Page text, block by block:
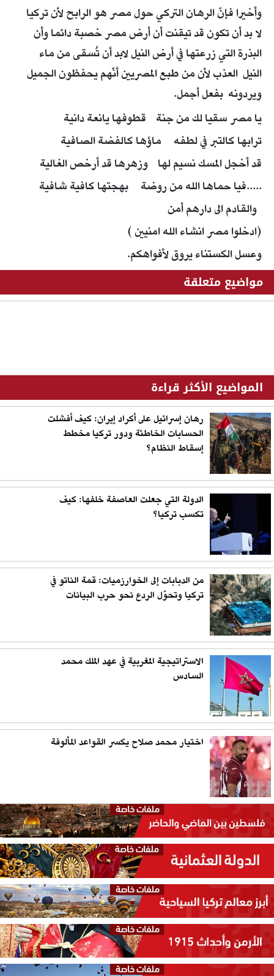
وأخيرا فإنّ الرهان التركي حول مصر هو الرابح لأن تركيا
لا بد أن تكون قد تيقنت أن أرض مصر خصبة دائما وأن
البذرة التي زرعتها في أرض النيل لابد أن تُسقى من ماء
النيل العذب لأن من طبع المصريين أنّهم يحفظون الجميل
ويردونه بفعل أجمل.
يا مصر سقيا لك من جنة قطوفها يانعة دانية
ترابها كالتبر في لطفه ماؤها كالفضة الصافية
قد أخجل المسك نسيم لها وزهرها قد أرخص الغالية
.....فيا حماها الله من روضة بهجتها كافية شافية
والقادم الى دارهم أمن
(ادخلوا مصر انشاء الله امنيين )
وعسل الكستناء يروق لأفواهكم.
مواضيع متعلقة
المواضيع الأكثر قراءة
رهان إسرائيل على أكراد إيران: كيف أفشلت
الحسابات الخاطئة ودور تركيا مخطط
إسقاط النظام؟
الدولة التي جعلت العاصفة خلفها: كيف
تكسب تركيا؟
من الدبابات إلى الخوارزميات: قمة الناتو في
تركيا وتحوّل الردع نحو حرب البيانات
الاستراتيجية المغربية في عهد الملك محمد
السادس
اختيار محمد صلاح يكسر القواعد المألوفة